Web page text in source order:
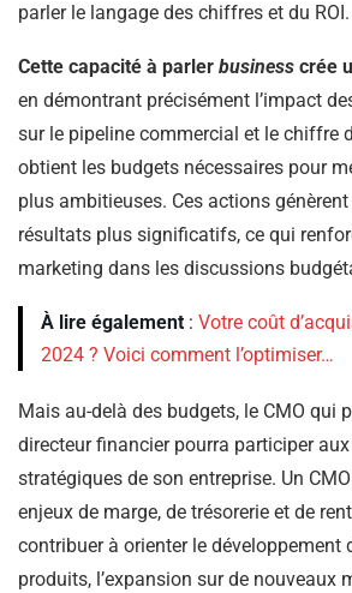
parler le langage des chiffres et du ROI.
Cette capacité à parler business crée
en démontrant précisément l’impact
sur le pipeline commercial et le chiffre
obtient les budgets nécessaires pour
plus ambitieuses. Ces actions
résultats plus significatifs, ce qui
marketing dans les discussions
À lire également : Votre coût
2024 ? Voici comment l’optimiser…
Mais au-delà des budgets, le CMO qui
directeur financier pourra participer
stratégiques de son entreprise. Un
enjeux de marge, de trésorerie et de
contribuer à orienter le développement
produits, l’expansion sur de nouveaux